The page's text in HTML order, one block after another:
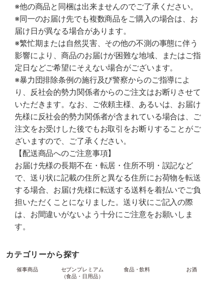
※他の商品と同梱は出来ませんのでご了承ください。
※同一のお届け先でも複数商品をご購入の場合は、お
届け日が異なる場合があります。
※繁忙期または自然災害、その他の不測の事態に伴う
影響により、商品のお届けが困難な地域、またはご指
定日などご希望にそえない場合がございます。
※暴力団排除条例の施行及び警察からのご指導によ
り、反社会的勢力関係者からのご注文はお断りさせて
いただきます。なお、ご依頼主様、あるいは、お届け
先様に反社会的勢力関係者が含まれている場合は、ご
注文をお受けした後でもお取引をお断りすることがご
ざいますので、ご了承ください。
【配送商品へのご注意事項】
お届け先様の長期不在・転居・住所不明・誤記など
で、送り状に記載の住所と異なる住所にお荷物を転送
する場合、お届け先様に転送する送料を着払いでご負
担いただくことになりました。送り状にご記入の際
は、お間違いがないよう十分にご注意をお願いしま
す。
カテゴリーから探す
催事商品
セブンプレミアム
（食品・日用品）
食品・飲料 お酒